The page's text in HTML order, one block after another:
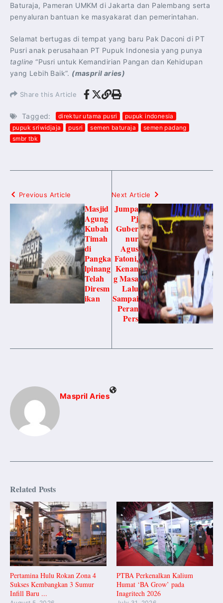
Baturaja, Pameran UMKM di Jakarta dan Palembang serta
penyaluran bantuan ke masyakarat dan pemerintahan.
Selamat bertugas di tempat yang baru Pak Daconi di PT
Pusri anak perusahaan PT Pupuk Indonesia yang punya
tagline“Pusri untuk Kemandirian Pangan dan Kehidupan
yang Lebih Baik”. (maspril aries)
Share this Article
Tagged: direktur utama pusri
pupuk indonesia
pupuk sriwidjaja
pusri semen baturaja
semen padang
smbr tbk
Previous Article
Masjid
Agung
Kubah
Timah
di
Pangka
lpinang
Telah
Diresm
ikan
Next Article
Jumpa
Pj
Guber
nur
Agus
Fatoni,
Kenan
g Masa
Lalu
Sampai
Peran
Pers
Maspril Aries
Related Posts
Pertamina Hulu Rokan Zona 4
Sukses Kembangkan 3 Sumur
Infill Baru ...
PTBA Perkenalkan Kalium
Humat ‘BA Grow’ pada
Inagritech 2026